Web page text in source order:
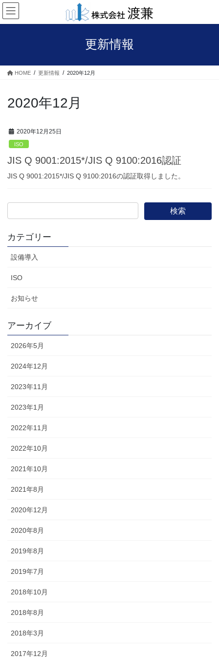
コ
ン
テ
ス
ナ
ビ
ゲ
ン
更新情報
HOME 更新情報 2020年12月
2020年12月
2020年12月25日
ISO
JIS Q 9001:2015*/JIS Q 9100:2016認証
JIS Q 9001:2015*/JIS Q 9100:2016の認証取得しました。
カテゴリー
設備導入
ISO
お知らせ
アーカイブ
2026年5月
2024年12月
2023年11月
2023年1月
2022年11月
2022年10月
2021年10月
2021年8月
2020年12月
2020年8月
2019年8月
2019年7月
2018年10月
2018年8月
2018年3月
2017年12月